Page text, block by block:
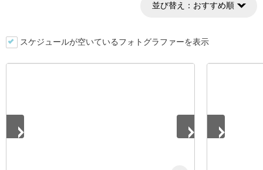
並び替え： おすすめ順
スケジュールが空いているフォトグラファーを表示